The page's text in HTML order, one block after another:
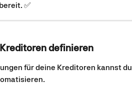
✅
definieren
für deine Kreditoren kannst du